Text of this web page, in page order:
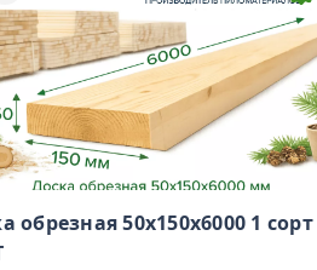
обрезная 50х150х6000 1 сорт